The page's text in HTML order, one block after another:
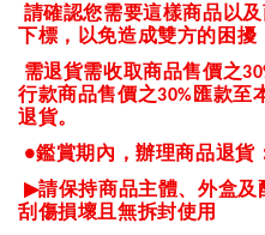
請確認您需要這樣商品以
下標，以免造成雙方的困擾
需退貨需收取商品售價之
行款商品售價之30%匯款至
退貨。
●鑑賞期內，辦理商品退貨
▶請保持商品主體、外盒
刮傷損壞且無拆封使用